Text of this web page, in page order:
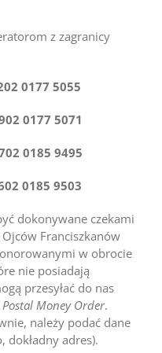
z zagranicy
0177 5055
0177 5071
0185 9495
0185 9503
dokonywane czekami
Franciszkanów
w obrocie
nie posiadają
przesyłać do nas
Postal Money Order.
należy podać dane
dokładny adres).